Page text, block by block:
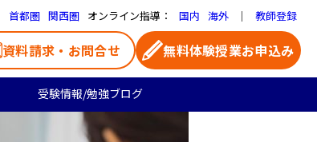
首都圏 関西圏 オンライン指導： 国内 海外 ｜ 教師登録
資料請求・お問合せ 無料体験授業お申込み
受験情報/勉強ブログ